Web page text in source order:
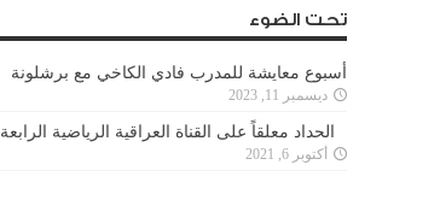
تحت الضوء
أسبوع معايشة للمدرب فادي الكاخي مع برشلونة
ديسمبر 11, 2023
الحداد معلقاً على القناة العراقية الرياضية الرابعة
أكتوبر 6, 2021